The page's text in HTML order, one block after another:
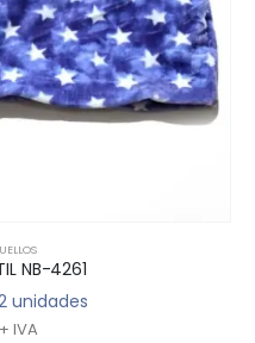
NB-4261
unidades
IVA